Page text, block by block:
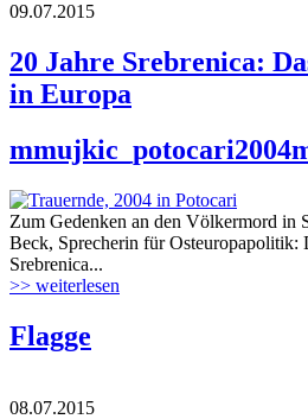
09.07.2015
20 Jahre Srebrenica:
in Europa
Zum Gedenken an den Völkermord in
Beck, Sprecherin für Osteuropapolitik:
Srebrenica...
>> weiterlesen
Flagge
08.07.2015